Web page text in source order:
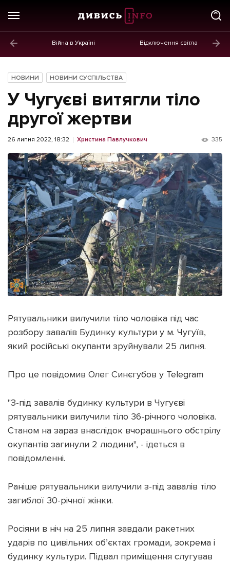
Війна в Україні Відключення світла
Новини
Політика
Економіка
Бізнес
Життя
Культура
Афіша
ІНШЕ
Інтерв'ю
Картки
Репортаж
Погляди
Ініціативи
Лонгріди
Прес-релізи
Фото/Відео
Made in Lviv
[email protected] Реклама на сайті
Політика конфіденційності
Наші соц мережі
НОВИНИ НОВИНИ СУСПІЛЬСТВА
У Чугуєві витягли тіло
другої жертви
26 липня 2022, 18:32 Христина Павлучкович 335
Рятувальники вилучили тіло чоловіка під час
розбору завалів Будинку культури у м. Чугуїв,
який російські окупанти зруйнували 25 липня.
Про це повідомив Олег Синєгубов у Telegram
"З-під завалів будинку культури в Чугуєві
рятувальники вилучили тіло 36-річного чоловіка.
Станом на зараз внаслідок вчорашнього обстрілу
окупантів загинули 2 людини", - ідеться в
повідомленні.
Раніше рятувальники вилучили з-під завалів тіло
загиблої 30-річної жінки.
Росіяни в ніч на 25 липня завдали ракетних
ударів по цивільних об’єктах громади, зокрема і
будинку культури. Підвал приміщення слугував